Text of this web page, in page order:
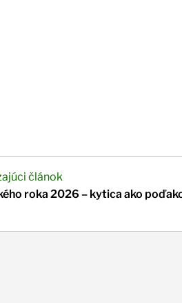
článok
roka 2026 – kytica ako